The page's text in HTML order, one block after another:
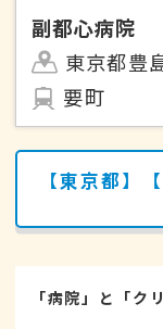
副都心病院
東京都豊
要町
【東京都】
「病院」と「ク